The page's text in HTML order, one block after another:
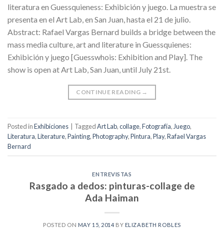
literatura en Guessquieness: Exhibición y juego. La muestra se
presenta en el Art Lab, en San Juan, hasta el 21 de julio.
Abstract: Rafael Vargas Bernard builds a bridge between the
mass media culture, art and literature in Guessquienes:
Exhibición y juego [Guesswhois: Exhibition and Play]. The
show is open at Art Lab, San Juan, until July 21st.
CONTINUE READING →
Posted inExhibiciones TaggedArt Lab,collage,Fotografía,Juego,
Literatura,Literature,Painting,Photography,Pintura,Play,Rafael Vargas
Bernard
ENTREVISTAS
Rasgado a dedos: pinturas-collage de
Ada Haiman
POSTED ON MAY 15, 2014 BY ELIZABETH ROBLES